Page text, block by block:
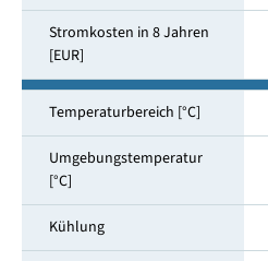
Stromkosten in 8 Jahren
[EUR]
Temperaturbereich [°C]
Umgebungstemperatur
[°C]
Kühlung